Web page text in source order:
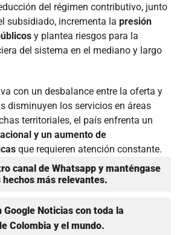
del régimen contributivo, junto
subsidiado, incrementa la presión
y plantea riesgos para la
del sistema en el mediano y largo
con un desbalance entre la oferta y
disminuyen los servicios en áreas
territoriales, el país enfrenta un
y un aumento de
que requieren atención constante.
canal de Whatsapp y manténgase
más relevantes.
Noticias con toda la
Colombia y el mundo.